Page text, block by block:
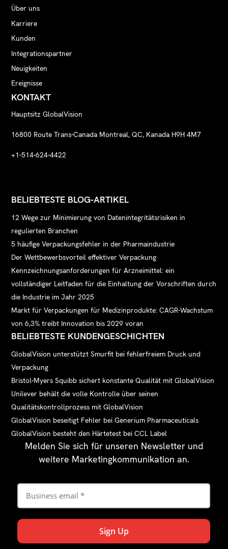
Über uns
Karriere
Kunden
Integrationspartner
Neuigkeiten
Ereignisse
KONTAKT
Hauptsitz GlobalVision
16800 Route Trans-Canada Montreal, QC, Kanada H9H 4M7
+1-514-624-4422
BELIEBTESTE BLOG-ARTIKEL
12 Wege zur Minimierung von Datenintegritätsrisiken in
regulierten Branchen
5 häufige Verpackungsfehler in der Pharmaindustrie
Der Wettbewerbsvorteil effektiver Verpackung
Kennzeichnungsanforderungen für Arzneimittel: ein
vollständiger Leitfaden für die Einhaltung der Vorschriften durch
die Industrie im Jahr 2025
Markt für Verpackungen für Medizinprodukte: CAGR-Wachstum
von 6,3% treibt Innovation bis 2029 voran
BELIEBTESTE KUNDENGESCHICHTEN
GlobalVision unterstützt Smurfit bei fehlerfreiem Druck und
Verpackung
Bristol-Myers Squibb sichert konstante Qualität mit GlobalVision
Unilever behält die volle Kontrolle über seinen
Qualitätskontrollprozess mit GlobalVision
GlobalVision beseitigt Fehler bei Generium Pharmaceuticals
GlobalVision besteht den Härtetest bei CCL Label
Melden Sie sich für unseren Newsletter und
weitere Marketingkommunikation an.